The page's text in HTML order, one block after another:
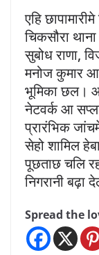
एहि
चिकसौरा
सुबोध राणा,
मनोज कुमार
भूमिका छल।
नेटवर्क आ
प्रारंभिक
सेहो शामिल
पूछताछ चलि
निगरानी बढ़ा
Spread the